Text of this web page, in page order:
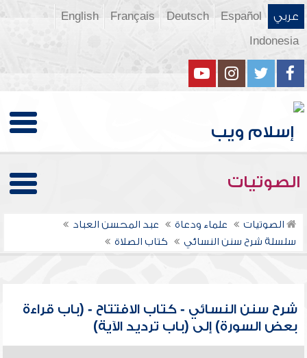
عربي Español
Deutsch
Français
English
Indonesia
الصوتيات
الصوتيات علماء ودعاة
عبد المحسن العباد
سلسلة شرح سنن النسائي
كتاب الصلاة
شرح سنن النسائي - كتاب الافتتاح - (باب قراءة
بعض السورة) إلى (باب ترديد الآية)